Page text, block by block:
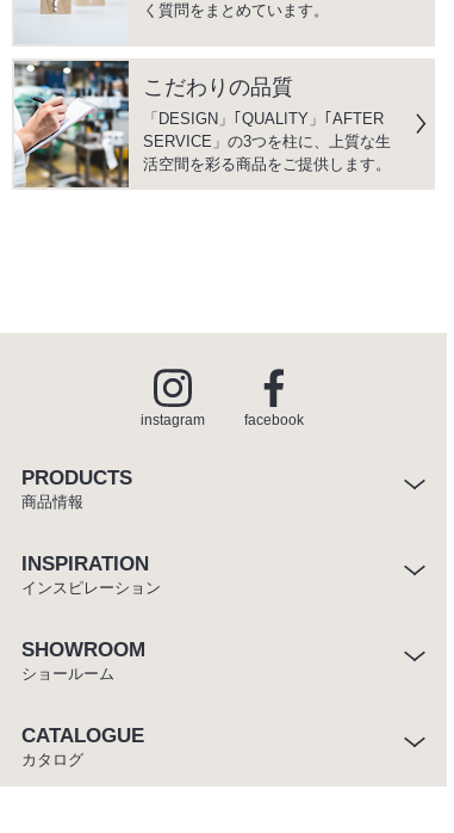
く質問をまとめています。
こだわりの品質
「DESIGN」｢QUALITY」｢AFTER
SERVICE」の3つを柱に、上質な生
活空間を彩る商品をご提供します。
instagram facebook
PRODUCTS
商品情報
INSPIRATION
インスピレーション
SHOWROOM
ショールーム
CATALOGUE
カタログ